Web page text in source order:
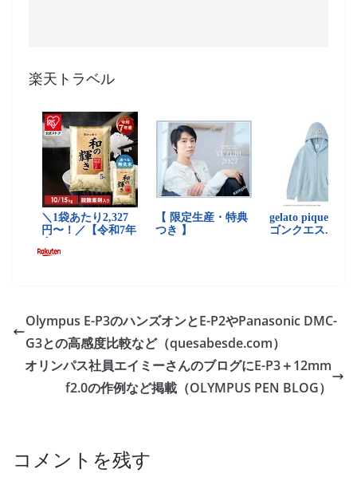
楽天トラベル
Olympus E-P3のハンズオンとE-P2やPanasonic DMC-
G3との高感度比較など（quesabesde.com）
オリンパス社員エイミーさんのブログにE-P3＋12mm
f2.0の作例など掲載（OLYMPUS PEN BLOG）
コメントを残す